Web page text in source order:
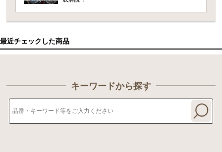
最近チェックした商品
キーワードから探す